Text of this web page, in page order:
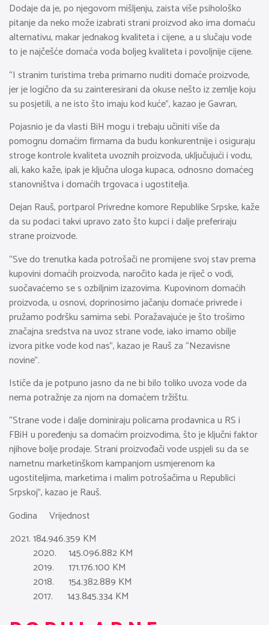
Dodaje da je, po njegovom mišljenju, zaista više psihološko
pitanje da neko može izabrati strani proizvod ako ima domaću
alternativu, makar jednakog kvaliteta i cijene, a u slučaju vode
to je najčešće domaća voda boljeg kvaliteta i povoljnije cijene.
“I stranim turistima treba primarno nuditi domaće proizvode,
jer je logično da su zainteresirani da okuse nešto iz zemlje koju
su posjetili, a ne isto što imaju kod kuće”, kazao je Gavran,
Pojasnio je da vlasti BiH mogu i trebaju učiniti više da
pomognu domaćim firmama da budu konkurentnije i osiguraju
stroge kontrole kvaliteta uvoznih proizvoda, uključujući i vodu,
ali, kako kaže, ipak je ključna uloga kupaca, odnosno domaćeg
stanovništva i domaćih trgovaca i ugostitelja.
Dejan Rauš, portparol Privredne komore Republike Srpske, kaže
da su podaci takvi upravo zato što kupci i dalje preferiraju
strane proizvode.
“Sve do trenutka kada potrošači ne promijene svoj stav prema
kupovini domaćih proizvoda, naročito kada je riječ o vodi,
suočavaćemo se s ozbiljnim izazovima. Kupovinom domaćih
proizvoda, u osnovi, doprinosimo jačanju domaće privrede i
pružamo podršku samima sebi. Poražavajuće je što trošimo
značajna sredstva na uvoz strane vode, iako imamo obilje
izvora pitke vode kod nas”, kazao je Rauš za “Nezavisne
novine”.
Ističe da je potpuno jasno da ne bi bilo toliko uvoza vode da
nema potražnje za njom na domaćem tržištu.
“Strane vode i dalje dominiraju policama prodavnica u RS i
FBiH u poređenju sa domaćim proizvodima, što je ključni faktor
njihove bolje prodaje. Strani proizvođači vode uspjeli su da se
nametnu marketinškom kampanjom usmjerenom ka
ugostiteljima, marketima i malim potrošačima u Republici
Srpskoj”, kazao je Rauš.
Godina Vrijednost
184.946.359 KM
2020. 145.096.882 KM
2019. 171.176.100 KM
2018. 154.382.889 KM
2017. 143.845.334 KM